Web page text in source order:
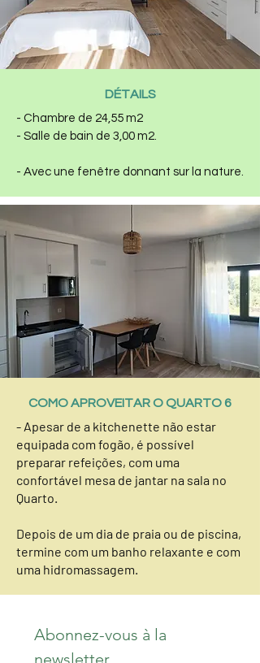
DÉTAILS
- Chambre de 24,55 m2
- Salle de bain de 3,00 m2.
- Avec une fenêtre donnant sur la nature.
COMO APROVEITAR O QUARTO 6
- Apesar de a kitchenette não estar
equipada com fogão, é possível
preparar refeições, com uma
confortável mesa de jantar na sala no
Quarto.
Depois de um dia de praia ou de piscina,
termine com um banho relaxante e com
uma hidromassagem.​​
Abonnez-vous à la